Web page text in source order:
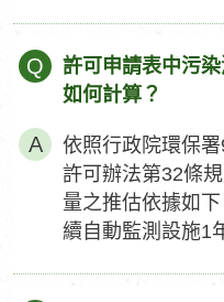
Q
許可申請表中污
如何計算？
依照行政院環保
許可辦法第32條
量之推估依據如
續自動監測設施1